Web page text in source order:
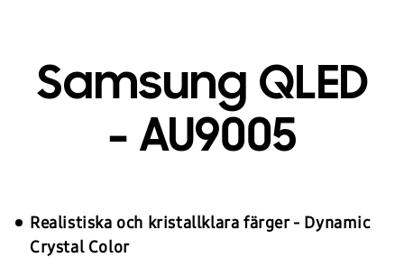
Samsung QLED
- AU9005
Realistiska och kristallklara färger - Dynamic
Crystal Color